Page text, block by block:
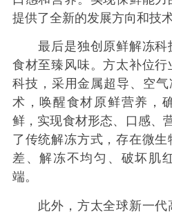
提供了全新的发展方向和技
最后是独创原鲜解冻科
食材至臻风味。方太补位
科技，采用金属超导、空
术，唤醒食材原鲜营养，
鲜，实现食材形态、口感、
了传统解冻方式，存在微
差、解冻不均匀、破坏肌
端。
此外，方太全球新一代